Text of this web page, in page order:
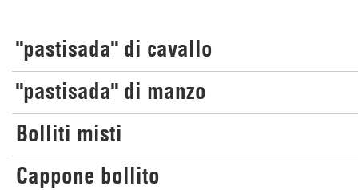
"pastisada" di cavallo
"pastisada" di manzo
Bolliti misti
Cappone bollito